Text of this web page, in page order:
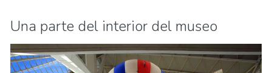
Una parte del interior del museo